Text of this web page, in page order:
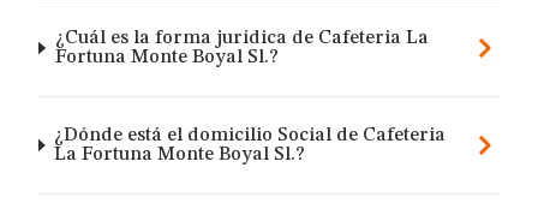
¿Cuál es la forma jurídica de Cafeteria La
Fortuna Monte Boyal Sl.?
¿Dónde está el domicilio Social de Cafeteria
La Fortuna Monte Boyal Sl.?